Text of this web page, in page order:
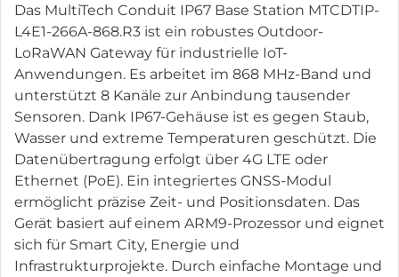
Das MultiTech Conduit IP67 Base Station MTCDTIP-
L4E1-266A-868.R3 ist ein robustes Outdoor-
LoRaWAN Gateway für industrielle IoT-
Anwendungen. Es arbeitet im 868 MHz-Band und
unterstützt 8 Kanäle zur Anbindung tausender
Sensoren. Dank IP67-Gehäuse ist es gegen Staub,
Wasser und extreme Temperaturen geschützt. Die
Datenübertragung erfolgt über 4G LTE oder
Ethernet (PoE). Ein integriertes GNSS-Modul
ermöglicht präzise Zeit- und Positionsdaten. Das
Gerät basiert auf einem ARM9-Prozessor und eignet
sich für Smart City, Energie und
Infrastrukturprojekte. Durch einfache Montage und